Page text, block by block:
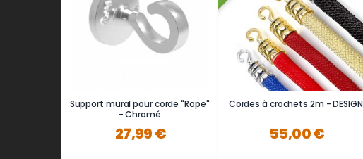
Support mural pour corde "Rope"
- Chromé
27,99 €
Cordes à crochets 2m - DESIGN
55,00 €